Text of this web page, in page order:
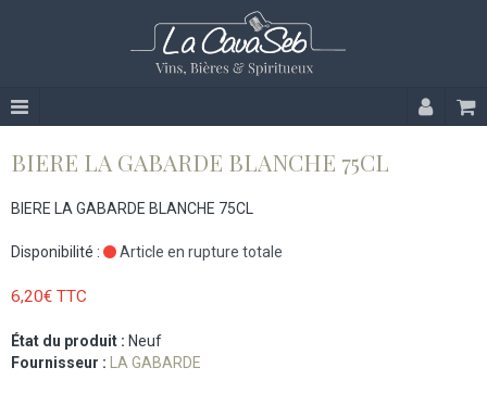
BIERE LA GABARDE BLANCHE 75CL
BIERE LA GABARDE BLANCHE 75CL
Disponibilité : Article en rupture totale
6,20€ TTC
État du produit : Neuf
Fournisseur :
LA GABARDE